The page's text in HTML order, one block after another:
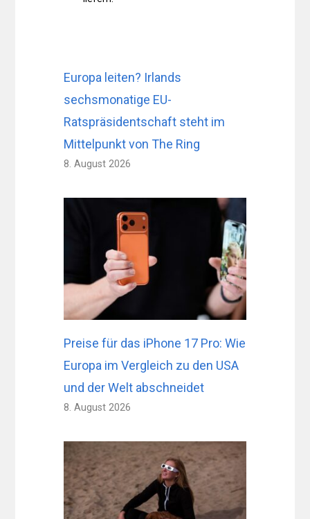
Europa leiten? Irlands
sechsmonatige EU-
Ratspräsidentschaft steht im
Mittelpunkt von The Ring
8. August 2026
Preise für das iPhone 17 Pro: Wie
Europa im Vergleich zu den USA
und der Welt abschneidet
8. August 2026